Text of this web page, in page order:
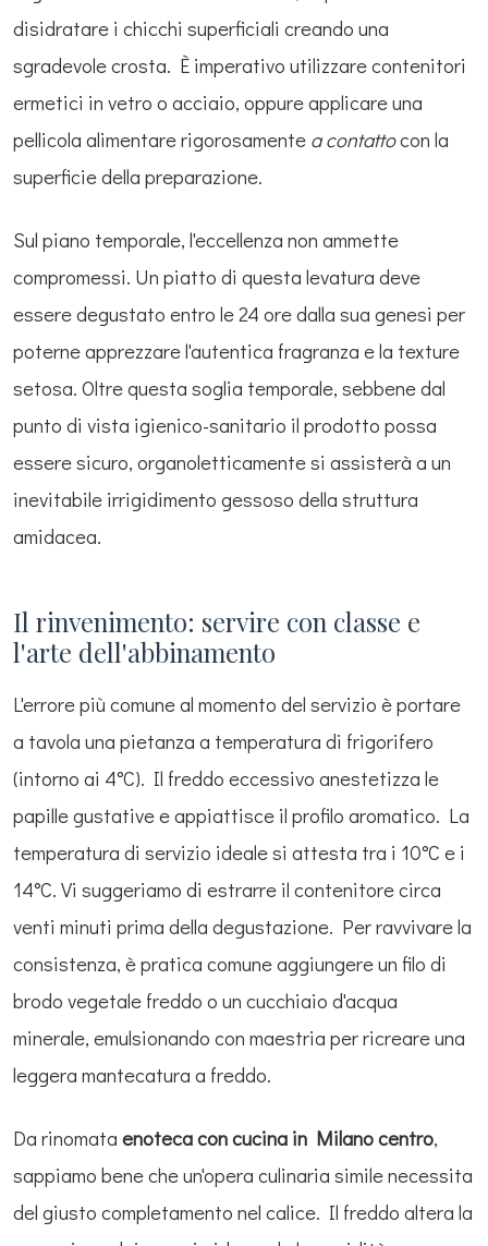
disidratare i chicchi superficiali creando una
sgradevole crosta. È imperativo utilizzare contenitori
ermetici in vetro o acciaio, oppure applicare una
pellicola alimentare rigorosamente a contattocon la
superficie della preparazione.
Sul piano temporale, l'eccellenza non ammette
compromessi. Un piatto di questa levatura deve
essere degustato entro le 24 ore dalla sua genesi per
poterne apprezzare l'autentica fragranza e la texture
setosa. Oltre questa soglia temporale, sebbene dal
punto di vista igienico-sanitario il prodotto possa
essere sicuro, organoletticamente si assisterà a un
inevitabile irrigidimento gessoso della struttura
amidacea.
Il rinvenimento: servire con classe e
l'arte dell'abbinamento
L'errore più comune al momento del servizio è portare
a tavola una pietanza a temperatura di frigorifero
(intorno ai 4°C). Il freddo eccessivo anestetizza le
papille gustative e appiattisce il profilo aromatico. La
temperatura di servizio ideale si attesta tra i 10°C e i
14°C. Vi suggeriamo di estrarre il contenitore circa
venti minuti prima della degustazione. Per ravvivare la
consistenza, è pratica comune aggiungere un filo di
brodo vegetale freddo o un cucchiaio d'acqua
minerale, emulsionando con maestria per ricreare una
leggera mantecatura a freddo.
Da rinomata enoteca con cucina in Milano centro,
sappiamo bene che un'opera culinaria simile necessita
del giusto completamento nel calice. Il freddo altera la